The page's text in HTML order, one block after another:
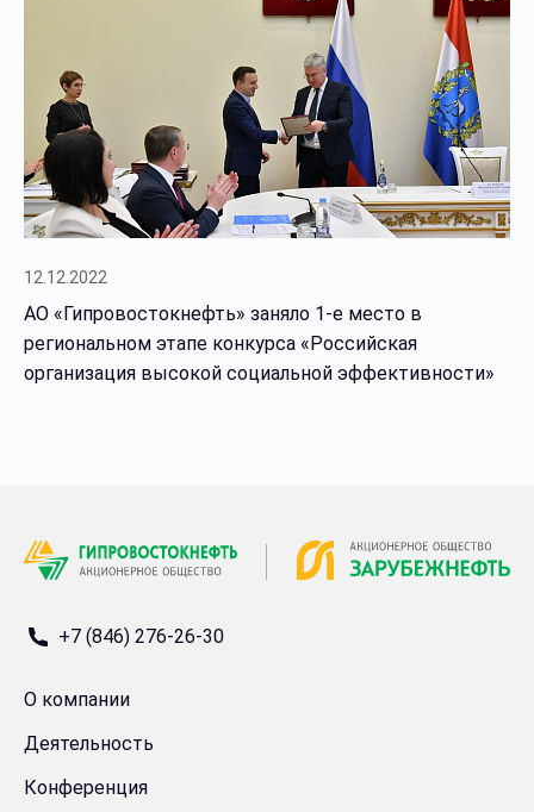
12.12.2022
АО «Гипровостокнефть» заняло 1-е место в
региональном этапе конкурса «Российская
организация высокой социальной эффективности»
+7 (846) 276-26-30
О компании
Деятельность
Конференция